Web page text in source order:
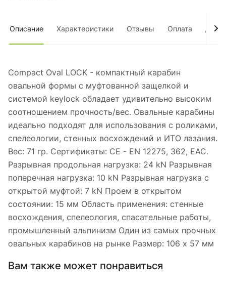
Описание Характеристики Отзывы Оплата
Compact Oval LOCK - компактный карабин
овальной формы с муфтованной защелкой и
системой keylock обладает удивительно высоким
соотношением прочность/вес. Овальные карабины
идеально подходят для использования с роликами,
спелеологии, стенных восхождений и ИТО лазания.
Вес: 71 гр. Сертификаты: CE - EN 12275, 362, ЕАС.
Разрывная продольная нагрузка: 24 kN Разрывная
поперечная нагрузка: 10 kN Разрывная нагрузка с
открытой муфтой: 7 kN Проем в открытом
состоянии: 15 мм Область применения: стенные
восхождения, спелеология, спасательные работы,
промышленный альпинизм Один из самых прочных
овальных карабинов на рынке Размер: 106 х 57 мм
Вам также может понравиться